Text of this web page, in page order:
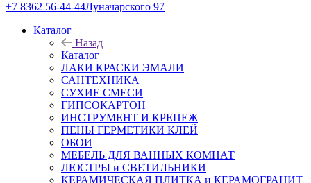
+7 8362 56-44-44Луначарского 97
Каталог
Назад
Каталог
ЛАКИ КРАСКИ ЭМАЛИ
САНТЕХНИКА
СУХИЕ СМЕСИ
ГИПСОКАРТОН
ИНСТРУМЕНТ И КРЕПЕЖ
ПЕНЫ ГЕРМЕТИКИ КЛЕЙ
ОБОИ
МЕБЕЛЬ ДЛЯ ВАННЫХ КОМНАТ
ЛЮСТРЫ и СВЕТИЛЬНИКИ
КЕРАМИЧЕСКАЯ ПЛИТКА и КЕРАМОГРАНИТ